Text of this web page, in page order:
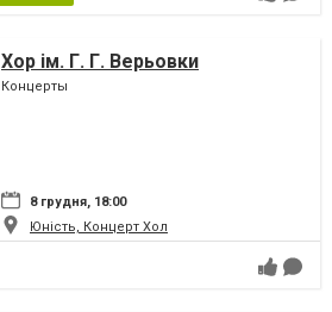
Хор ім. Г. Г. Верьовки
Концерты
8 грудня, 18:00
Юність, Концерт Хол